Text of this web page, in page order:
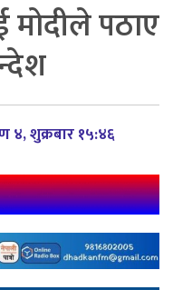
मोदीले पठाए
४, शुक्रबार १५:४६